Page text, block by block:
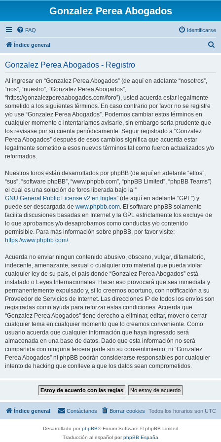
Gonzalez Perea Abogados
FAQ Identificarse
Índice general
Gonzalez Perea Abogados - Registro
Al ingresar en “Gonzalez Perea Abogados” (de aquí en adelante “nosotros”,
“nos”, “nuestro”, “Gonzalez Perea Abogados”,
“https://gonzalezpereaabogados.com/foro”), usted acuerda estar legalmente
sometido a los siguientes términos. En caso contrario por favor no se registre
y/o use “Gonzalez Perea Abogados”. Podemos cambiar estos términos en
cualquier momento e intentaríamos avisarle, sin embargo sería prudente que
los revisase por su cuenta periódicamente. Seguir registrado a “Gonzalez
Perea Abogados” después de esos cambios significa que acuerda estar
legalmente sometido a esos nuevos términos tal como fueron actualizados y/o
reformados.
Nuestros foros están desarrollados por phpBB (de aquí en adelante “ellos”,
“sus”, “software phpBB”, “www.phpbb.com”, “phpBB Limited”, “phpBB Teams”)
el cual es una solución de foros liberada bajo la “
GNU General Public License v2 en Ingles” (de aquí en adelante “GPL”) y
puede ser descargada de www.phpbb.com. El software phpBB solamente
facilita discusiones basadas en Internet y la GPL estrictamente los excluye de
lo que aprobamos y/o desaprobamos como conductas y/o contenido
permisible. Para más información sobre phpBB, por favor visite:
https://www.phpbb.com/.
Acuerda no enviar ningun contenido abusivo, obsceno, vulgar, difamatorio,
indecente, amenazante, sexual o cualquier otro material que pueda violar
cualquier ley de su país, el país donde “Gonzalez Perea Abogados” está
instalado o Leyes Internacionales. Hacer eso provocará que sea inmediata y
permanentemente expulsado y, si lo creemos oportuno, con notificación a su
Proveedor de Servicios de Internet. Las direcciones IP de todos los envíos son
registradas como ayuda para reforzar estas condiciones. Acuerda que
“Gonzalez Perea Abogados” tiene derecho a eliminar, editar, mover o cerrar
cualquier tema en cualquier momento que lo creamos conveniente. Como
usuario acuerda que cualquier información que haya ingresado será
almacenada en una base de datos. Dado que esta información no será
compartida con ninguna tercera parte sin su consentimiento, ni “Gonzalez
Perea Abogados” ni phpBB podrán considerarse responsables por cualquier
intento de hacking que conlleve a que los datos sean comprometidos.
Índice general Todos los horarios son UTC
Borrar cookies
Contáctanos
Desarrollado porphpBB® Forum Software © phpBB Limited
Traducción al español porphpBB España